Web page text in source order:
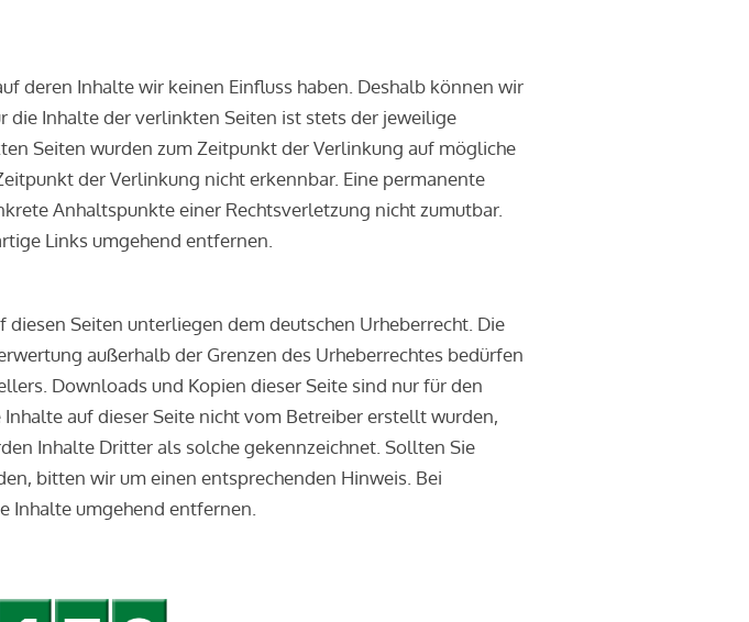
deren Inhalte wir keinen Einfluss haben. Deshalb können wir
die Inhalte der verlinkten Seiten ist stets der jeweilige
Seiten wurden zum Zeitpunkt der Verlinkung auf mögliche
der Verlinkung nicht erkennbar. Eine permanente
Anhaltspunkte einer Rechtsverletzung nicht zumutbar.
Links umgehend entfernen.
Seiten unterliegen dem deutschen Urheberrecht. Die
außerhalb der Grenzen des Urheberrechtes bedürfen
Downloads und Kopien dieser Seite sind nur für den
auf dieser Seite nicht vom Betreiber erstellt wurden,
Inhalte Dritter als solche gekennzeichnet. Sollten Sie
bitten wir um einen entsprechenden Hinweis. Bei
Inhalte umgehend entfernen.